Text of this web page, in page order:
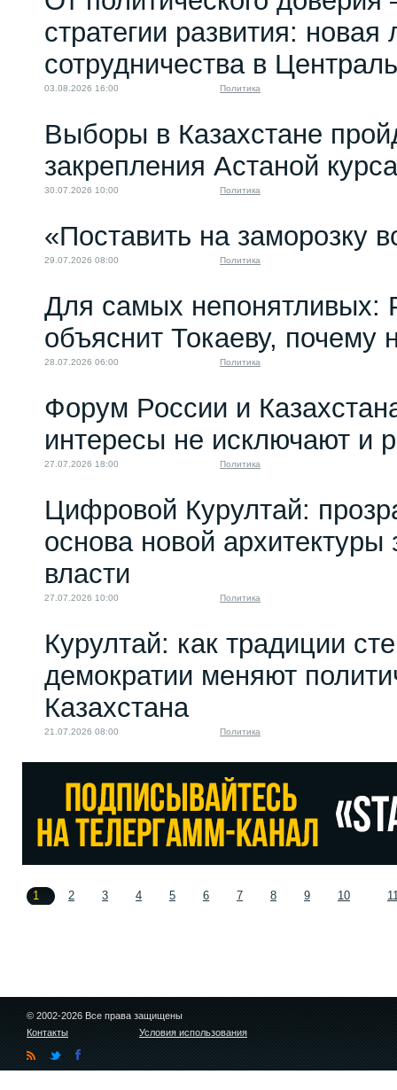
жителям...
01.03.2024 10:00
стратегии развития: новая
сотрудничества в
03.08.2026 16:00 Политика
Выборы в Казахстане
закрепления Астаной
30.07.2026 10:00 Политика
«Поставить на заморозку
29.07.2026 08:00 Политика
Для самых непонятливых:
объяснит Токаеву,
28.07.2026 06:00 Политика
Форум России и
интересы не исключают и
27.07.2026 18:00 Политика
Цифровой Курултай:
основа новой архитектуры
власти
27.07.2026 10:00 Политика
Курултай: как традиции
демократии меняют
Казахстана
21.07.2026 08:00 Политика
1 2 3 4 5 6 7 8 9 10
© 2002-2026 Все права защищены
Контакты
Условия использования